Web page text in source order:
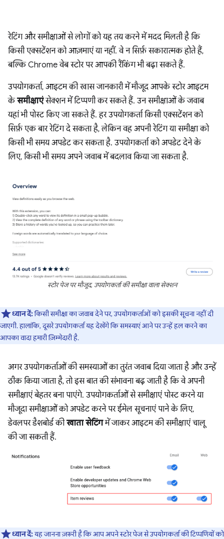
रेटिंग और समीक्षाओं से लोगों को यह तय करने में मदद मिलती है कि
किसी एक्सटेंशन को आज़माएं या नहीं. वे न सिर्फ़ सकारात्मक होते हैं,
बल्कि Chrome वेब स्टोर पर आपकी रैंकिंग भी बढ़ा सकते हैं.
उपयोगकर्ता, आइटम की खास जानकारी में मौजूद आपके स्टोर आइटम
केसमीक्षाएंसेक्शन में टिप्पणी कर सकते हैं. उन समीक्षाओं के जवाब
यहां भी पोस्ट किए जा सकते हैं. हर उपयोगकर्ता किसी एक्सटेंशन को
सिर्फ़ एक बार रेटिंग दे सकता है, लेकिन वह अपनी रेटिंग या समीक्षा को
किसी भी समय अपडेट कर सकता है. उपयोगकर्ता को अपडेट देने के
लिए, किसी भी समय अपने जवाब में बदलाव किया जा सकता है.
स्टोर पेज पर मौजूद, उपयोगकर्ता की समीक्षा वाला सेक्शन
ध्यान दें:किसी समीक्षा का जवाब देने पर, उपयोगकर्ताओं को इसकी सूचना नहीं दी
जाएगी. हालांकि, दूसरे उपयोगकर्ता यह देखेंगे कि समस्याएं आने पर उन्हें हल करने का
आपका वादा हमारी ज़िम्मेदारी है.
अगर उपयोगकर्ताओं की समस्याओं का तुरंत जवाब दिया जाता है और उन्हें
ठीक किया जाता है, तो इस बात की संभावना बढ़ जाती है कि वे अपनी
समीक्षाएं बेहतर बना पाएंगे. उपयोगकर्ताओं से समीक्षाएं पोस्ट करने या
मौजूदा समीक्षाओं को अपडेट करने पर ईमेल सूचनाएं पाने के लिए,
डेवलपर डैशबोर्ड कीखाता सेटिंगमें जाकर आइटम की समीक्षाएं चालू
की जा सकती हैं.
ध्यान दें:यह जानना ज़रूरी है कि आप अपने स्टोर पेज से उपयोगकर्ता की टिप्पणियों को